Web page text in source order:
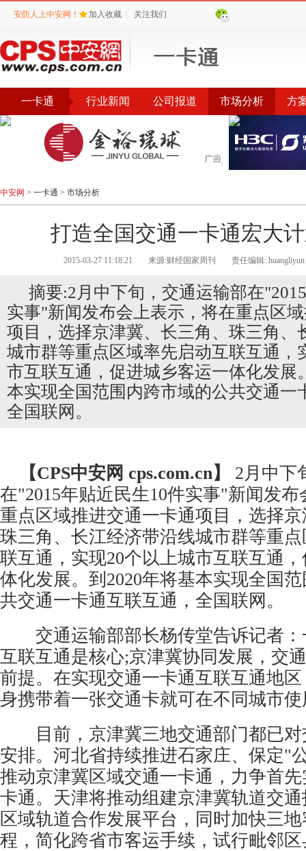
安防人上中安网！ 加入收藏 关注我们
一卡通 行业新闻 公司报道 市场分析 方
中安网 > 一卡通 > 市场分析
打造全国交通一卡通宏大
2015-03-27 11:18:21 来源:财经国家周刊 责任编辑: huangliyun
摘要:2月中下旬，交通运输部在
实事"新闻发布会上表示，将在重点区
项目，选择京津冀、长三角、珠三角、
城市群等重点区域率先启动互联互通，
市互联互通，促进城乡客运一体化发展
本实现全国范围内跨市域的公共交通一
全国联网。
【CPS中安网 cps.com.cn】
2月中下
在"2015年贴近民生10件实事"新闻发
重点区域推进交通一卡通项目，选择
珠三角、长江经济带沿线城市群等重
联互通，实现20个以上城市互联互通
体化发展。到2020年将基本实现全国
共交通一卡通互联互通，全国联网。
交通运输部部长杨传堂告诉记者：
互联互通是核心;京津冀协同发展，交
前提。在实现交通一卡通互联互通地
身携带着一张交通卡就可在不同城市
目前，京津冀三地交通部门都已对
安排。河北省持续推进石家庄、保定"
推动京津冀区域交通一卡通，力争首
卡通。天津将推动组建京津冀轨道交通
区域轨道合作发展平台，同时加快三
程，简化跨省市客运手续，试行毗邻